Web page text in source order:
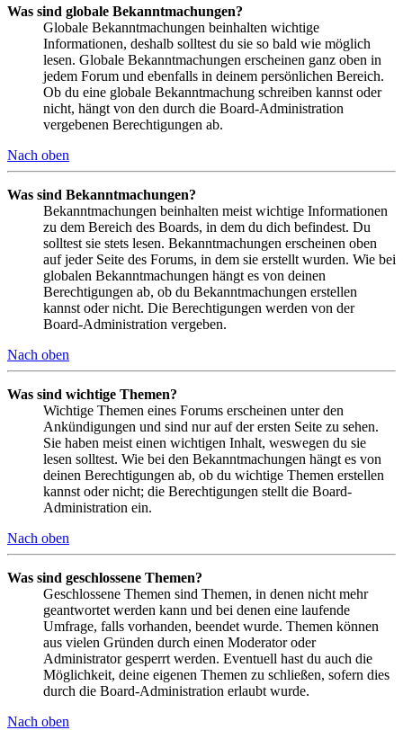
Was sind globale Bekanntmachungen?
Globale Bekanntmachungen beinhalten wichtige
Informationen, deshalb solltest du sie so bald wie möglich
lesen. Globale Bekanntmachungen erscheinen ganz oben in
jedem Forum und ebenfalls in deinem persönlichen Bereich.
Ob du eine globale Bekanntmachung schreiben kannst oder
nicht, hängt von den durch die Board-Administration
vergebenen Berechtigungen ab.
Nach oben
Was sind Bekanntmachungen?
Bekanntmachungen beinhalten meist wichtige Informationen
zu dem Bereich des Boards, in dem du dich befindest. Du
solltest sie stets lesen. Bekanntmachungen erscheinen oben
auf jeder Seite des Forums, in dem sie erstellt wurden. Wie bei
globalen Bekanntmachungen hängt es von deinen
Berechtigungen ab, ob du Bekanntmachungen erstellen
kannst oder nicht. Die Berechtigungen werden von der
Board-Administration vergeben.
Nach oben
Was sind wichtige Themen?
Wichtige Themen eines Forums erscheinen unter den
Ankündigungen und sind nur auf der ersten Seite zu sehen.
Sie haben meist einen wichtigen Inhalt, weswegen du sie
lesen solltest. Wie bei den Bekanntmachungen hängt es von
deinen Berechtigungen ab, ob du wichtige Themen erstellen
kannst oder nicht; die Berechtigungen stellt die Board-
Administration ein.
Nach oben
Was sind geschlossene Themen?
Geschlossene Themen sind Themen, in denen nicht mehr
geantwortet werden kann und bei denen eine laufende
Umfrage, falls vorhanden, beendet wurde. Themen können
aus vielen Gründen durch einen Moderator oder
Administrator gesperrt werden. Eventuell hast du auch die
Möglichkeit, deine eigenen Themen zu schließen, sofern dies
durch die Board-Administration erlaubt wurde.
Nach oben